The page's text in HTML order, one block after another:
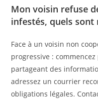
Mon voisin refuse
infestés, quels sont
Face à un voisin non
progressive :
partageant des
adressez un courrier
obligations légales.